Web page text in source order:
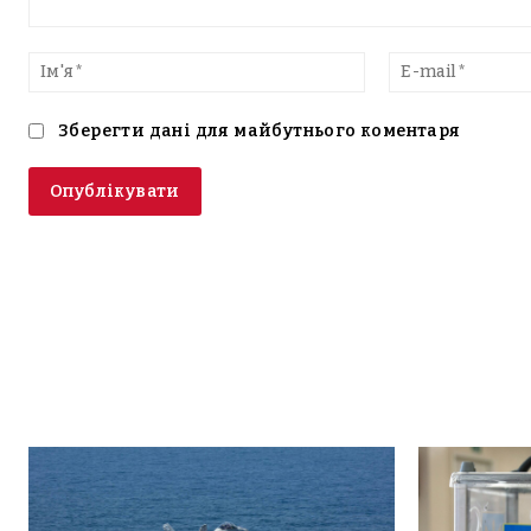
текст
Ім'я*
Зберегти дані для майбутнього коментаря